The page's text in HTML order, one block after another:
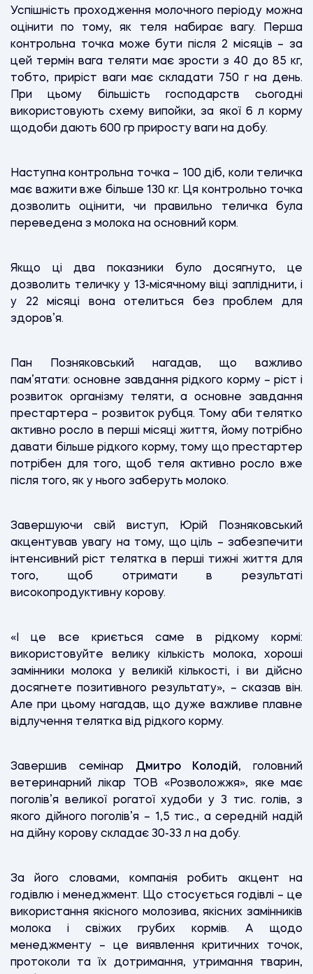
Успішність проходження молочного періоду можна
оцінити по тому, як теля набирає вагу. Перша
контрольна точка може бути після 2 місяців – за
цей термін вага теляти має зрости з 40 до 85 кг,
тобто, приріст ваги має складати 750 г на день.
При цьому більшість господарств сьогодні
використовують схему випойки, за якої 6 л корму
щодоби дають 600 гр приросту ваги на добу.
Наступна контрольна точка – 100 діб, коли теличка
має важити вже більше 130 кг. Ця контрольно точка
дозволить оцінити, чи правильно теличка була
переведена з молока на основний корм.
Якщо ці два показники було досягнуто, це
дозволить теличку у 13-місячному віці запліднити, і
у 22 місяці вона отелиться без проблем для
здоров’я.
Пан Позняковський нагадав, що важливо
пам’ятати: основне завдання рідкого корму – ріст і
розвиток організму теляти, а основне завдання
престартера – розвиток рубця. Тому аби телятко
активно росло в перші місяці життя, йому потрібно
давати більше рідкого корму, тому що престартер
потрібен для того, щоб теля активно росло вже
після того, як у нього заберуть молоко.
Завершуючи свій виступ, Юрій Позняковський
акцентував увагу на тому, що ціль – забезпечити
інтенсивний ріст телятка в перші тижні життя для
того, щоб отримати в результаті
високопродуктивну корову.
«І це все криється саме в рідкому кормі:
використовуйте велику кількість молока, хороші
замінники молока у великій кількості, і ви дійсно
досягнете позитивного результату», – сказав він.
Але при цьому нагадав, що дуже важливе плавне
відлучення телятка від рідкого корму.
Завершив семінар Дмитро Колодій, головний
ветеринарний лікар ТОВ «Розволожжя», яке має
поголів’я великої рогатої худоби у 3 тис. голів, з
якого дійного поголів’я – 1,5 тис., а середній надій
на дійну корову складає 30-33 л на добу.
За його словами, компанія робить акцент на
годівлю і менеджмент. Що стосується годівлі – це
використання якісного молозива, якісних замінників
молока і свіжих грубих кормів. А щодо
менеджменту – це виявлення критичних точок,
протоколи та їх дотримання, утримання тварин,